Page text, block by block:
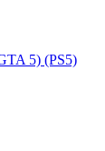
5) (PS5)